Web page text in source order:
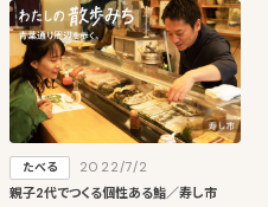
たべる
2022/7/2
親子2代でつくる個性ある鮨／寿し市